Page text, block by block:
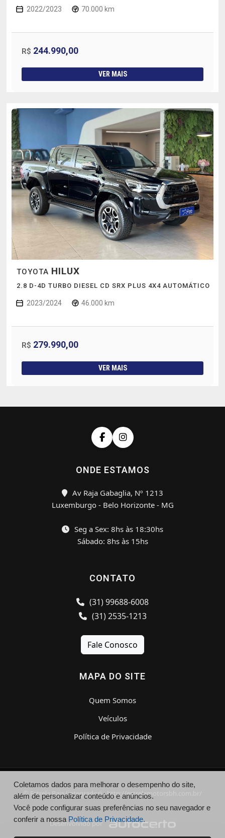
2022/2023 70.000 km
R$ 244.990,00
VER MAIS
TOYOTA HILUX
2.8 D-4D TURBO DIESEL CD SRX PLUS 4X4 AUTOMÁTICO
2023/2024 46.000 km
R$ 279.990,00
VER MAIS
ONDE ESTAMOS
Av Raja Gabaglia, Nº 1213
Luxemburgo - Belo Horizonte - MG
Seg a Sex: 8hs às 18:30hs
Sábado: 8hs às 15hs
CONTATO
(31) 99688-6008
(31) 2535-1213
Fale Conosco
MAPA DO SITE
Quem Somos
Veículos
Política de Privacidade
© Estrela Raja (integrador) - http://estrelamotorsbh.com.br/
Desenvolvido por
Coletamos dados para melhorar o desempenho do site,
além de personalizar conteúdo e anúncios.
Você pode configurar suas preferências no seu navegador e
conferir a nossa Política de Privacidade.